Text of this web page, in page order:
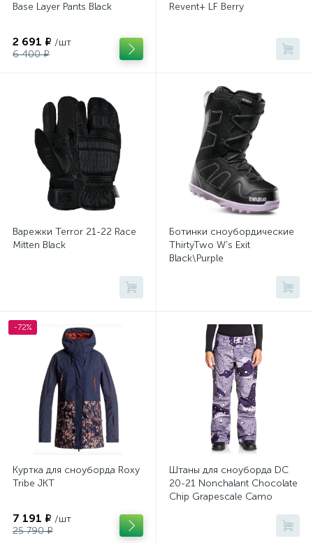
Base Layer Pants Black
2 691 ₽ /шт
6 400 ₽
Revent+ LF Berry
Варежки Terror 21-22 Race
Mitten Black
Ботинки сноубордические
ThirtyTwo W's Exit
Black\Purple
-72%
Куртка для сноуборда Roxy
Tribe JKT
7 191 ₽ /шт
25 790 ₽
Штаны для сноуборда DC
20-21 Nonchalant Chocolate
Chip Grapescale Camo